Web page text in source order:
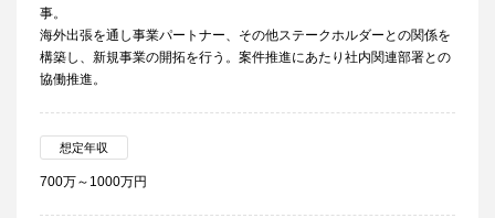
事。
海外出張を通し事業パートナー、その他ステークホルダーとの関係を
構築し、新規事業の開拓を行う。案件推進にあたり社内関連部署との
協働推進。
想定年収
700万～1000万円